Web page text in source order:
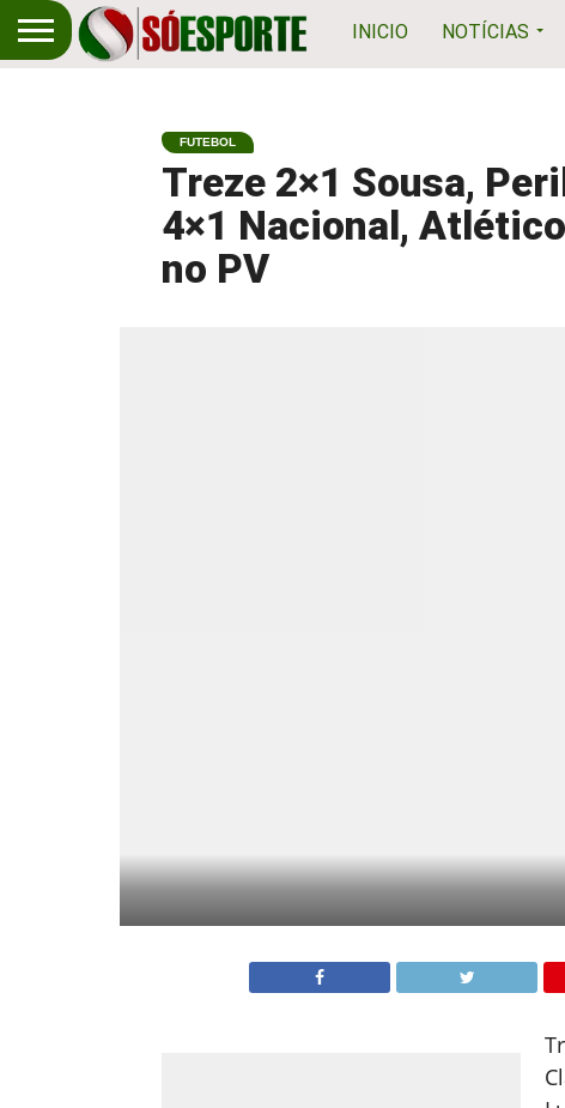
INICIO NOTÍCIAS
FUTEBOL
Treze 2×1 Sousa,
4×1 Nacional,
no PV